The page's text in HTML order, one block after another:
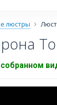
люстры